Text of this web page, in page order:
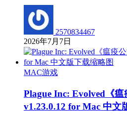
2570834467
2026年7月7日
MAC游戏
Plague Inc: Evolved《瘟
v1.23.0.12 for Mac 中文